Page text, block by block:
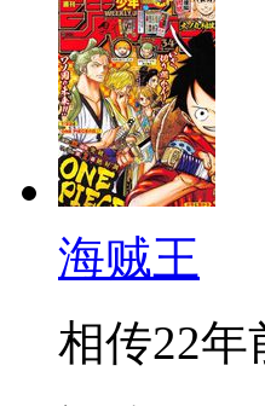
海贼王
相传22年